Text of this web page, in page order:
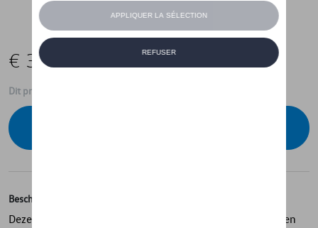
€ 35,01
Dit product is momenteel niet op stock
Beschrijving
Deze drinkfles uit de R-collectie van Volkswagen heeft een